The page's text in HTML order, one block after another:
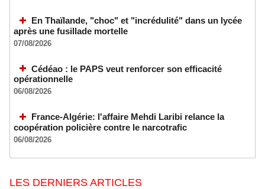
En Thaïlande, "choc" et "incrédulité" dans un lycée
après une fusillade mortelle
07/08/2026
Cédéao : le PAPS veut renforcer son efficacité
opérationnelle
06/08/2026
France-Algérie: l'affaire Mehdi Laribi relance la
coopération policière contre le narcotrafic
06/08/2026
LES DERNIERS ARTICLES